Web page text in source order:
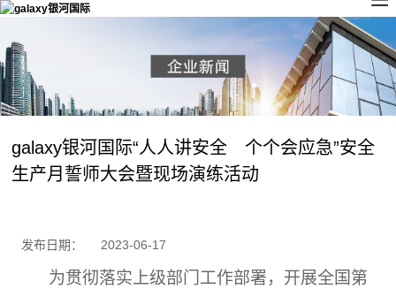
galaxy银河国际“人人讲安全 个个会应急”安全
生产月誓师大会暨现场演练活动
发布日期： 2023-06-17
为贯彻落实上级部门工作部署，开展全国第